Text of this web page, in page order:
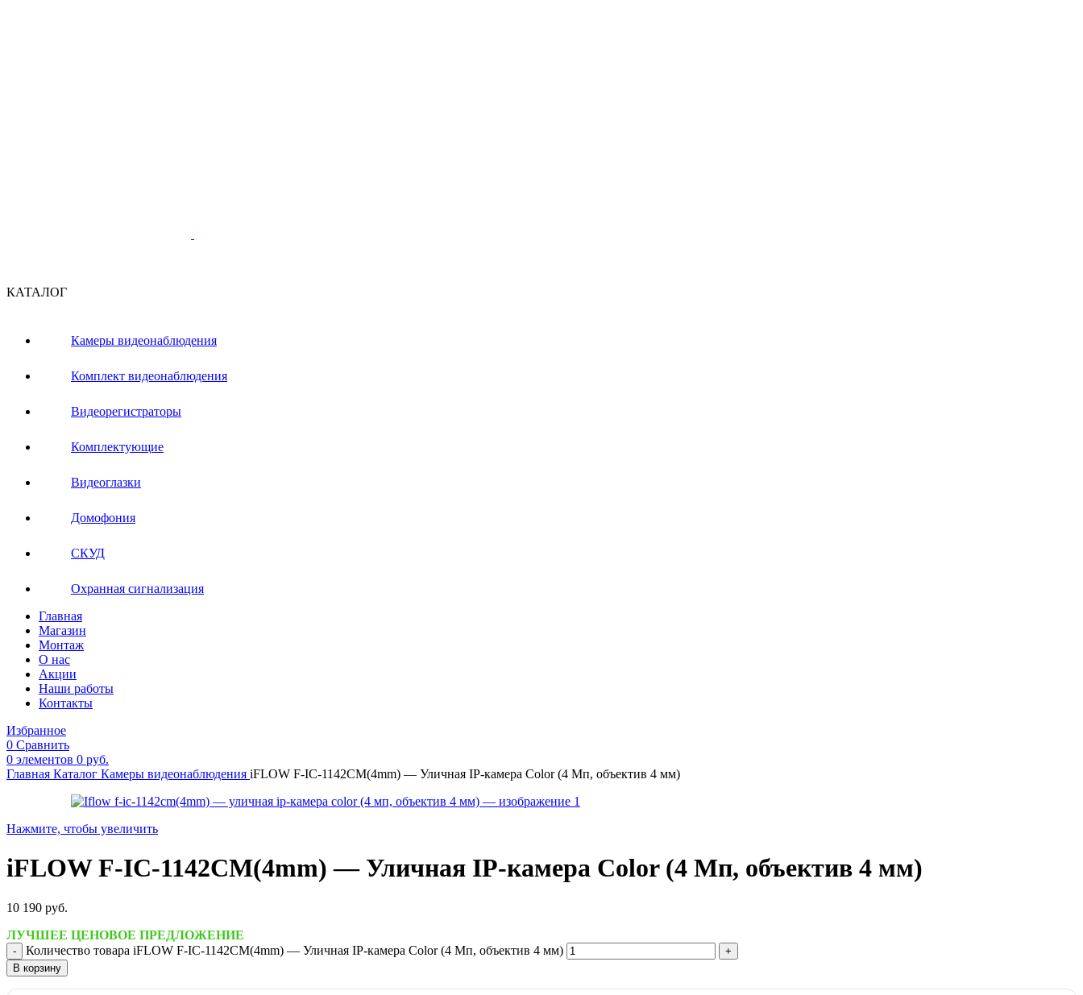
КАТАЛОГ
Камеры видеонаблюдения
Комплект видеонаблюдения
Видеорегистраторы
Комплектующие
Видеоглазки
Домофония
СКУД
Охранная сигнализация
Главная
Магазин
Монтаж
О нас
Акции
Наши работы
Контакты
Избранное
0 Сравнить
0 элементов 0 руб.
Главная Каталог Камеры видеонаблюдения iFLOW F-IC-1142CM(4mm) — Уличная IP-камера Color (4 Мп, объектив 4 мм)
Нажмите, чтобы увеличить
iFLOW F-IC-1142CM(4mm) — Уличная IP-камера Color (4 Мп, объектив 4 мм)
10 190 руб.
ЛУЧШЕЕ ЦЕНОВОЕ ПРЕДЛОЖЕНИЕ
Количество товара iFLOW F-IC-1142CM(4mm) — Уличная IP-камера Color (4 Мп, объектив 4 мм)
В корзину